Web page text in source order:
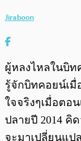
Jiraboon
ผู้หลงไหลในบิท
รู้จักบิทคอยน์เมื่
ใจจริงๆเมื่อตอ
ปลายปี 2014 คิ
จะมาเปลี่ยนแป